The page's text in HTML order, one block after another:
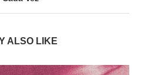
ALSO LIKE